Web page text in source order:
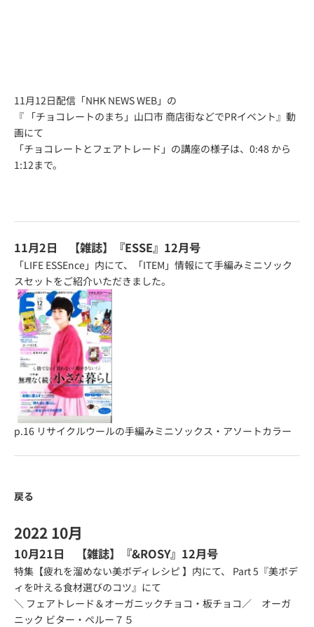
11月12日配信「NHK NEWS WEB」の
『 「チョコレートのまち」山口市 商店街などでPRイベント』動
画にて
「チョコレートとフェアトレード」の講座の様子は、0:48 から
1:12まで。
11月2日 【雑誌】『ESSE』12月号
「LIFE ESSEnce」内にて、「ITEM」情報にて手編みミニソック
スセットをご紹介いただきました。
p.16 リサイクルウールの手編みミニソックス・アソートカラー
戻る
2022 10月
10月21日 【雑誌】『&ROSY』12月号
特集【疲れを溜めない美ボディレシピ 】内にて、 Part 5『美ボデ
ィを叶える食材選びのコツ』にて
＼ フェアトレード＆オーガニックチョコ・板チョコ／ オーガ
ニック ビター・ペルー７５